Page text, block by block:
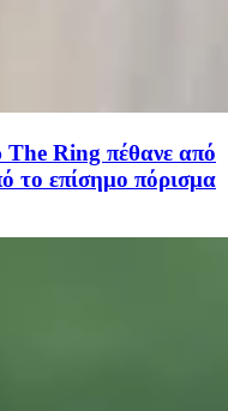
The Ring πέθανε από
επίσημο πόρισμα